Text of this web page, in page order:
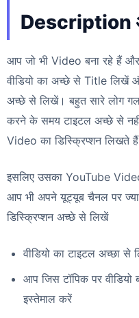
Description
आप जो भी Video बना रहे हैं
वीडियो का अच्छे से Title
अच्छे से लिखें। बहुत सारे लोग
करने के समय टाइटल अच्छे से
Video का डिस्क्रिप्शन लिखते
इसलिए उसका YouTube
आप भी अपने यूट्यूब चैनल पर
डिस्क्रिप्शन अच्छे से लिखें
वीडियो का टाइटल अच्छा
आप जिस टॉपिक पर
इस्तेमाल करें